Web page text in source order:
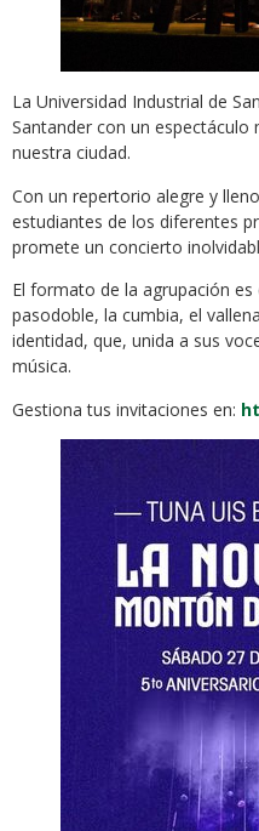
La Universidad Industrial de
Santander con un espectáculo
nuestra ciudad.
Con un repertorio alegre y
estudiantes de los diferentes
promete un concierto
El formato de la agrupación
pasodoble, la cumbia, el
identidad, que, unida a sus
música.
Gestiona tus invitaciones en: